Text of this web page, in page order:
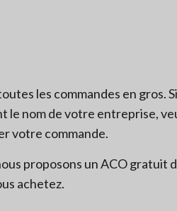
les commandes en gros.
nom de votre entreprise,
votre commande.
proposons un ACO
achetez.